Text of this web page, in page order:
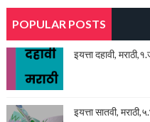
POPULAR POSTS
इयत्ता दहावी,
इयत्ता सातवी,